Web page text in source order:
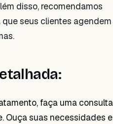
disso, recomendamos
que seus clientes agendem
faça uma consulta
Ouça suas necessidades e